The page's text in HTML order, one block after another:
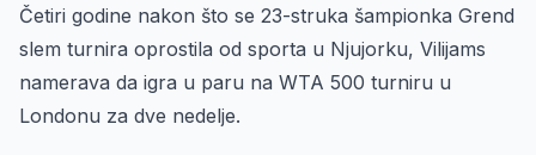
Četiri godine nakon što se 23-struka šampionka Grend
slem turnira oprostila od sporta u Njujorku, Vilijams
namerava da igra u paru na WTA 500 turniru u
Londonu za dve nedelje.